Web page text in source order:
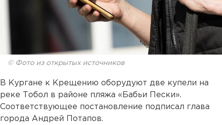
© Фото из открытых источников
В Кургане к Крещению оборудуют две купели на
реке Тобол в районе пляжа «Бабьи Пески».
Соответствующее постановление подписал глава
города Андрей Потапов.